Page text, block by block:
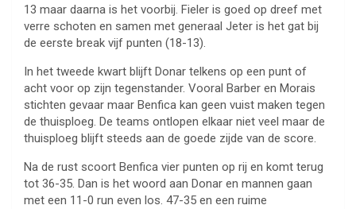
13 maar daarna is het voorbij. Fieler is goed op dreef met
verre schoten en samen met generaal Jeter is het gat bij
de eerste break vijf punten (18-13).
In het tweede kwart blijft Donar telkens op een punt of
acht voor op zijn tegenstander. Vooral Barber en Morais
stichten gevaar maar Benfica kan geen vuist maken tegen
de thuisploeg. De teams ontlopen elkaar niet veel maar de
thuisploeg blijft steeds aan de goede zijde van de score.
Na de rust scoort Benfica vier punten op rij en komt terug
tot 36-35. Dan is het woord aan Donar en mannen gaan
met een 11-0 run even los. 47-35 en een ruime